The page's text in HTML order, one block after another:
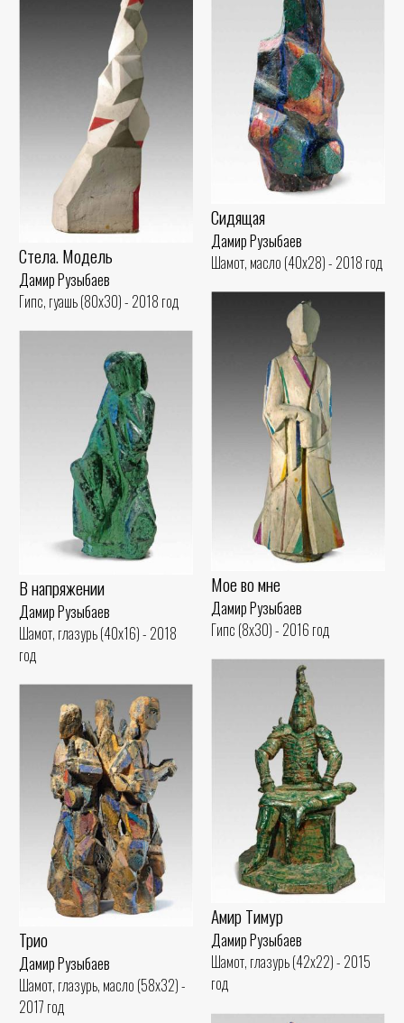
Сидящая
Дамир Рузыбаев
Шамот, масло (40x28) - 2018 год
Стела. Модель
Дамир Рузыбаев
Гипс, гуашь (80x30) - 2018 год
Мое во мне
Дамир Рузыбаев
Гипс (8x30) - 2016 год
В напряжении
Дамир Рузыбаев
Шамот, глазурь (40x16) - 2018
год
Амир Тимур
Дамир Рузыбаев
Шамот, глазурь (42x22) - 2015
год
Трио
Дамир Рузыбаев
Шамот, глазурь, масло (58x32) -
2017 год